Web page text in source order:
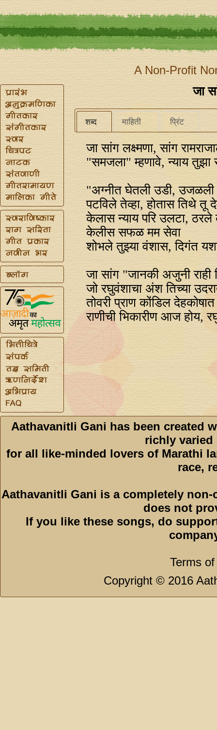
A Non-Profit
जा
शब्द माहिती प्रिंट
जा सांग लक्ष्मणा, सांग
"समजला" म्हणावे, न्याय तुझा
"अग्‍नीत घेतली उडी,
पटविले तेव्हा, होतास तिथे तू
केलास न्याय परि उलटा,
केलीस सफळ मम सेवा
शोभले तुझ्या वंशास, दिगंत
जा सांग "जानकी अजुनी राही
जो रघुवंशाचा अंश तिच्या
तोवरी प्राण कोंडिल देहकोषात
राणीची भिकारीण आज होय,
Aathavanitli Gani has been created
richly varied
for all like-minded lovers of Marathi
race,
Aathavanitli Gani is a completely
does not
If you like these songs, do
Terms
Copyright © 2016